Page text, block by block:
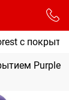
с
Purple